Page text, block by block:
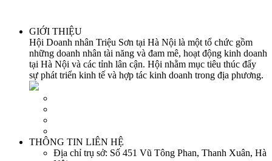
GIỚI THIỆU
Hội Doanh nhân Triệu Sơn tại Hà Nội là một tổ chức gồm
những doanh nhân tài năng và đam mê, hoạt động kinh doanh
tại Hà Nội và các tỉnh lân cận. Hội nhằm mục tiêu thúc đẩy
sự phát triển kinh tế và hợp tác kinh doanh trong địa phương.
THÔNG TIN LIÊN HỆ
Địa chỉ trụ sở: Số 451 Vũ Tông Phan, Thanh Xuân, Hà